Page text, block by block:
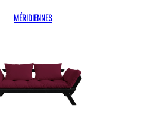
MÉRIDIENNES